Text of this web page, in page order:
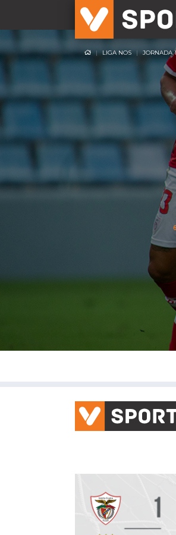
NACIONAL
Allianz Cup
Taça Generali
LIGA NOS JORNADA